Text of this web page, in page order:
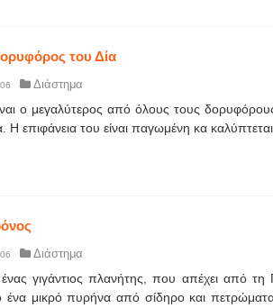
του Δία
Διάστημα
ο μεγαλύτερος από όλους τους
Η επιφάνεια του είναι παγωμένη κα
Διάστημα
γιγάντιος πλανήτης, που απέχει από τη
ένα μικρό πυρήνα από σίδηρο και